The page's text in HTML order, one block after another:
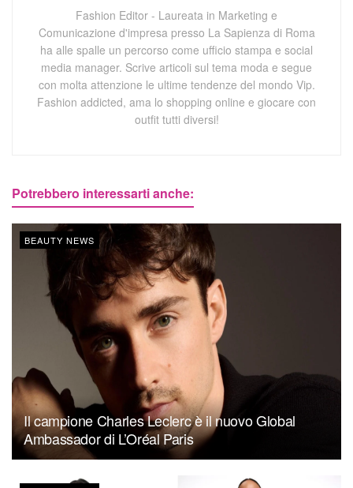
Fashion Editor - Laureata in Marketing e
Comunicazione d'impresa presso La Sapienza di Roma
ha alle spalle un percorso come ufficio stampa e social
media manager. Scrive articoli sul tema moda e segue
con molta attenzione le ultime tendenze del mondo Vip.
Fashion addicted, ama lo shopping online e giocare con
outfit tutti diversi!
Potrebbero interessarti anche:
BEAUTY NEWS
Il campione Charles Leclerc è il nuovo Global
Ambassador di L’Oréal Paris